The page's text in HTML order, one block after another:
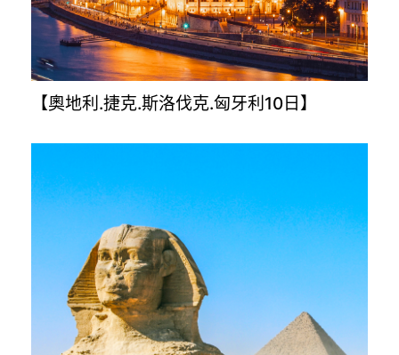
【奧地利.捷克.斯洛伐克.匈牙利10日】